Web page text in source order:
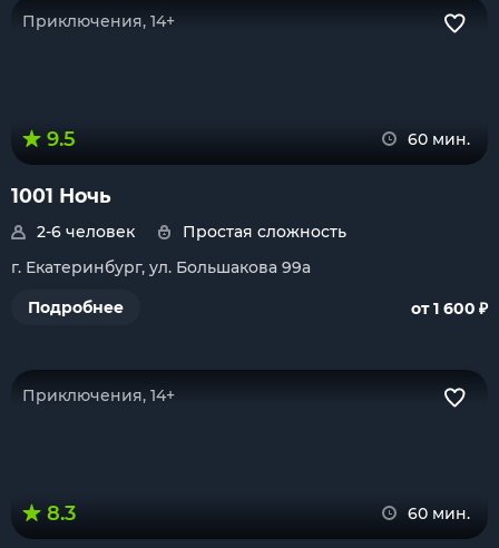
Приключения, 14+
9.5 60 мин.
1001 Ночь
2-6 человек
Простая сложность
г. Екатеринбург, ул. Большакова 99а
Подробнее
от 1 600 ₽
Приключения, 14+
8.3 60 мин.